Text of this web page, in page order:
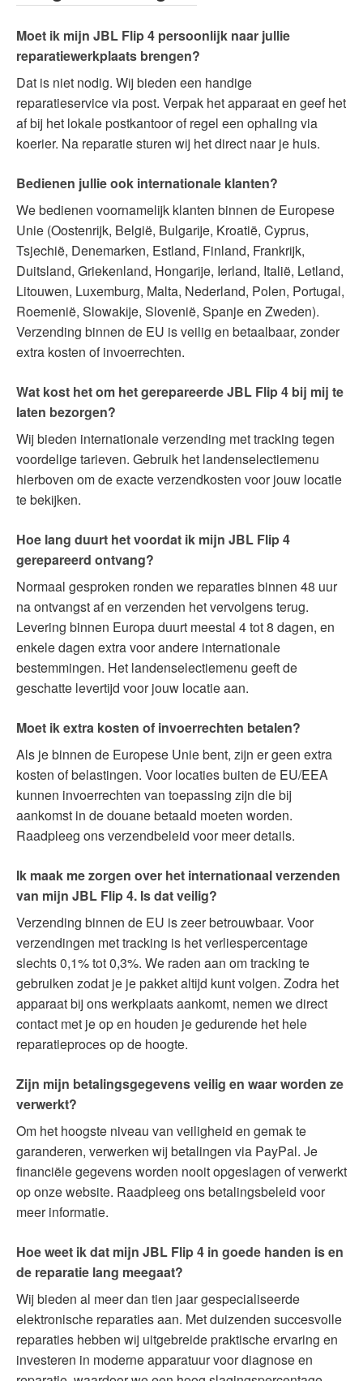
Moet ik mijn JBL Flip 4 persoonlijk naar jullie
reparatiewerkplaats brengen?
Dat is niet nodig. Wij bieden een handige
reparatieservice via post. Verpak het apparaat en geef het
af bij het lokale postkantoor of regel een ophaling via
koerier. Na reparatie sturen wij het direct naar je huis.
Bedienen jullie ook internationale klanten?
We bedienen voornamelijk klanten binnen de Europese
Unie (Oostenrijk, België, Bulgarije, Kroatië, Cyprus,
Tsjechië, Denemarken, Estland, Finland, Frankrijk,
Duitsland, Griekenland, Hongarije, Ierland, Italië, Letland,
Litouwen, Luxemburg, Malta, Nederland, Polen, Portugal,
Roemenië, Slowakije, Slovenië, Spanje en Zweden).
Verzending binnen de EU is veilig en betaalbaar, zonder
extra kosten of invoerrechten.
Wat kost het om het gerepareerde JBL Flip 4 bij mij te
laten bezorgen?
Wij bieden internationale verzending met tracking tegen
voordelige tarieven. Gebruik het landenselectiemenu
hierboven om de exacte verzendkosten voor jouw locatie
te bekijken.
Hoe lang duurt het voordat ik mijn JBL Flip 4
gerepareerd ontvang?
Normaal gesproken ronden we reparaties binnen 48 uur
na ontvangst af en verzenden het vervolgens terug.
Levering binnen Europa duurt meestal 4 tot 8 dagen, en
enkele dagen extra voor andere internationale
bestemmingen. Het landenselectiemenu geeft de
geschatte levertijd voor jouw locatie aan.
Moet ik extra kosten of invoerrechten betalen?
Als je binnen de Europese Unie bent, zijn er geen extra
kosten of belastingen. Voor locaties buiten de EU/EEA
kunnen invoerrechten van toepassing zijn die bij
aankomst in de douane betaald moeten worden.
Raadpleeg ons verzendbeleid voor meer details.
Ik maak me zorgen over het internationaal verzenden
van mijn JBL Flip 4. Is dat veilig?
Verzending binnen de EU is zeer betrouwbaar. Voor
verzendingen met tracking is het verliespercentage
slechts 0,1% tot 0,3%. We raden aan om tracking te
gebruiken zodat je je pakket altijd kunt volgen. Zodra het
apparaat bij ons werkplaats aankomt, nemen we direct
contact met je op en houden je gedurende het hele
reparatieproces op de hoogte.
Zijn mijn betalingsgegevens veilig en waar worden ze
verwerkt?
Om het hoogste niveau van veiligheid en gemak te
garanderen, verwerken wij betalingen via PayPal. Je
financiële gegevens worden nooit opgeslagen of verwerkt
op onze website. Raadpleeg ons betalingsbeleid voor
meer informatie.
Hoe weet ik dat mijn JBL Flip 4 in goede handen is en
de reparatie lang meegaat?
Wij bieden al meer dan tien jaar gespecialiseerde
elektronische reparaties aan. Met duizenden succesvolle
reparaties hebben wij uitgebreide praktische ervaring en
investeren in moderne apparatuur voor diagnose en